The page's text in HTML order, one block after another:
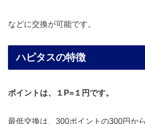
などに交換が可能です。
ハピタスの特徴
ポイントは、１P=１円です。
最低交換は、300ポイントの300円か